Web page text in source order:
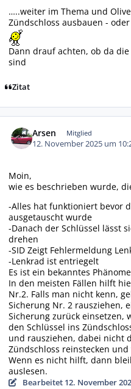
…..weiter im Thema und
Zündschloss ausbauen -
Dann drauf achten, ob da
sind
Zitat
Arsen Mitglied
12. November 2025 um
Moin,
wie es beschrieben wurde,
-Alles hat funktioniert bevor
ausgetauscht wurde
-Danach der Schlüssel lässt
drehen
-SID Zeigt Fehlermeldung
-Lenkrad ist entriegelt
Es ist ein bekanntes
In den meisten Fällen hilft
Nr.2. Falls man nicht kenn,
Sicherung Nr. 2 rausziehen,
Sicherung zurück einsetzen,
den Schlüssel ins
und rausziehen, dabei nicht
Zündschloss reinstecken
Wenn es nicht hilft, dann
auslesen.
Bearbeitet 12. November